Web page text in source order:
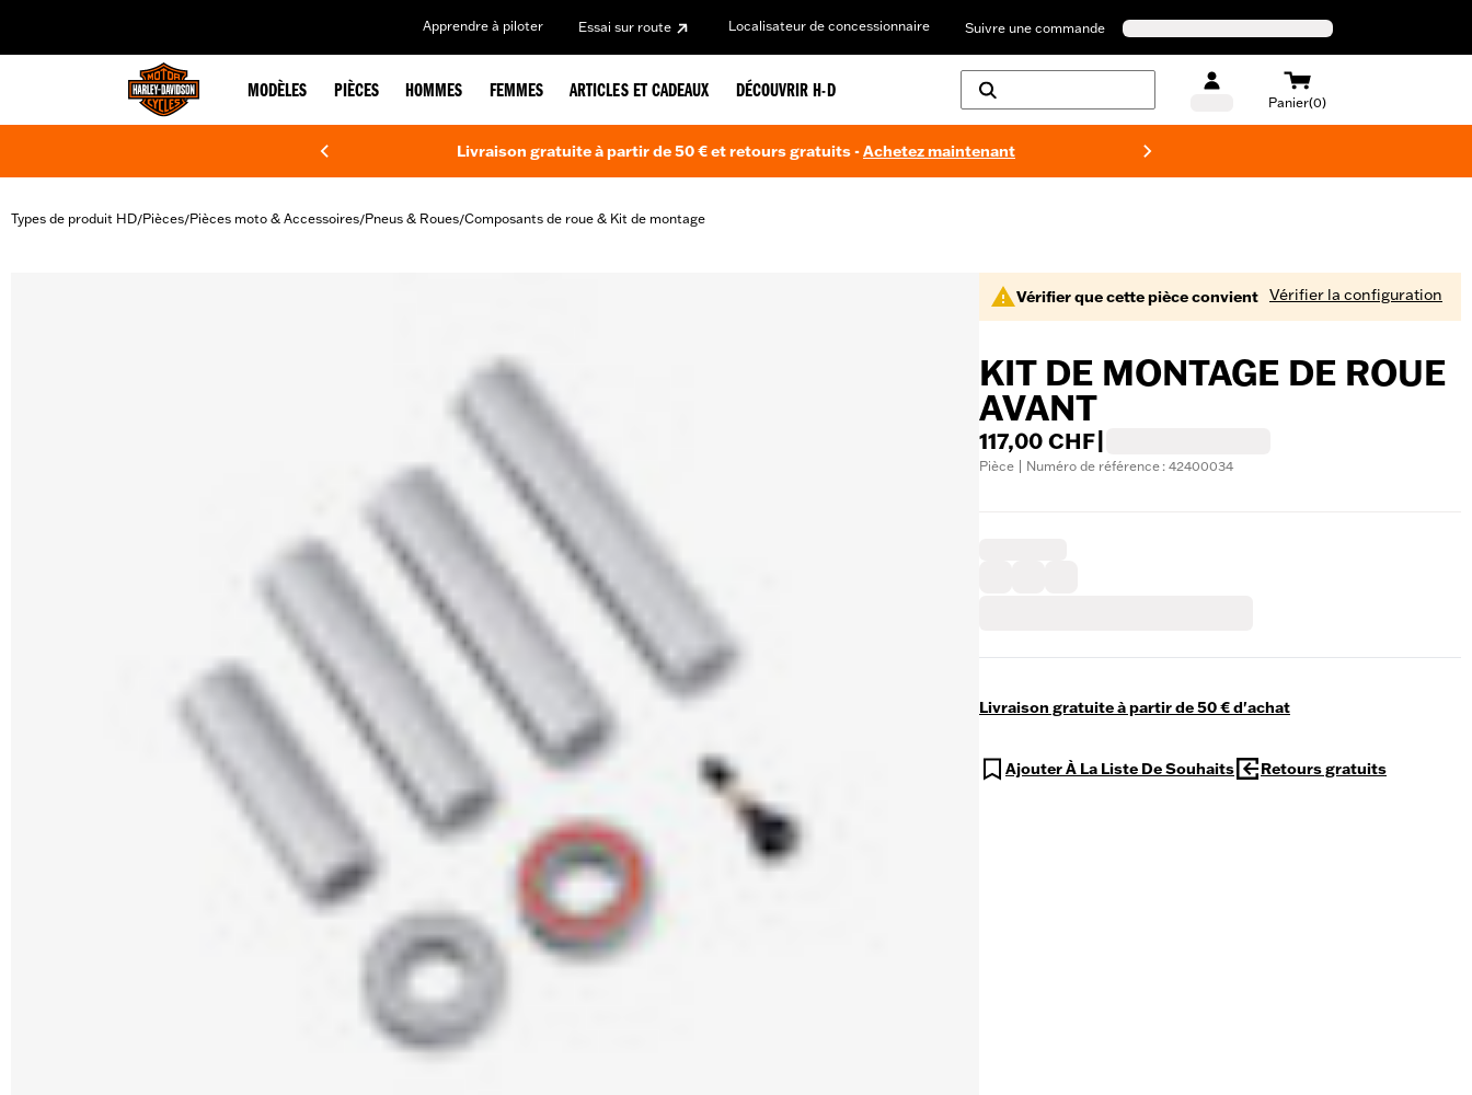
Apprendre à piloter Essai sur route Localisateur de concessionnaire Suivre une commande
MODÈLES PIÈCES HOMMES FEMMES ARTICLES ET CADEAUX DÉCOUVRIR H-D
Panier(0)
Livraison gratuite à partir de 50 € et retours gratuits -Achetez maintenant
Types de produit HD/Pièces/Pièces moto & Accessoires/Pneus & Roues/Composants de roue & Kit de montage
Vérifier que cette pièce convient Vérifier la configuration
KIT DE MONTAGE DE ROUE
AVANT
117,00 CHF
Pièce | Numéro de référence : 42400034
Livraison gratuite à partir de 50 € d'achat
Ajouter À La Liste De Souhaits Retours gratuits